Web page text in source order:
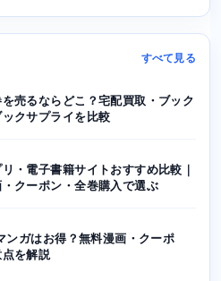
すべて見る
売るならどこ？宅配買取・ブック
クサプライを比較
・電子書籍サイトおすすめ比較｜
クーポン・全巻購入で選ぶ
ンガはお得？無料漫画・クーポ
を解説